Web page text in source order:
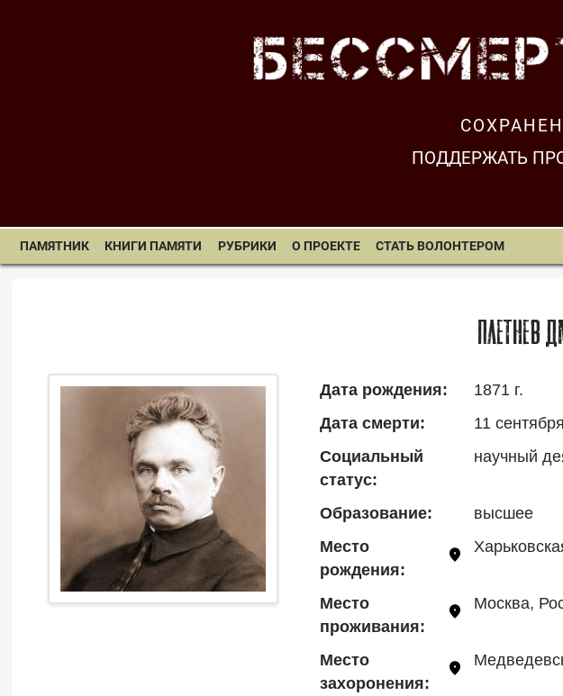
ПОДДЕРЖАТЬ
ПАМЯТНИК КНИГИ ПАМЯТИ РУБРИКИ О ПРОЕКТЕ СТАТЬ ВОЛОНТЕРОМ
Плетнев
Дата рождения:
1871 г.
Дата смерти:
11
Социальный
статус:
научный
Образование:
высшее
Место
рождения:
Место
проживания:
Москва,
Место
захоронения: